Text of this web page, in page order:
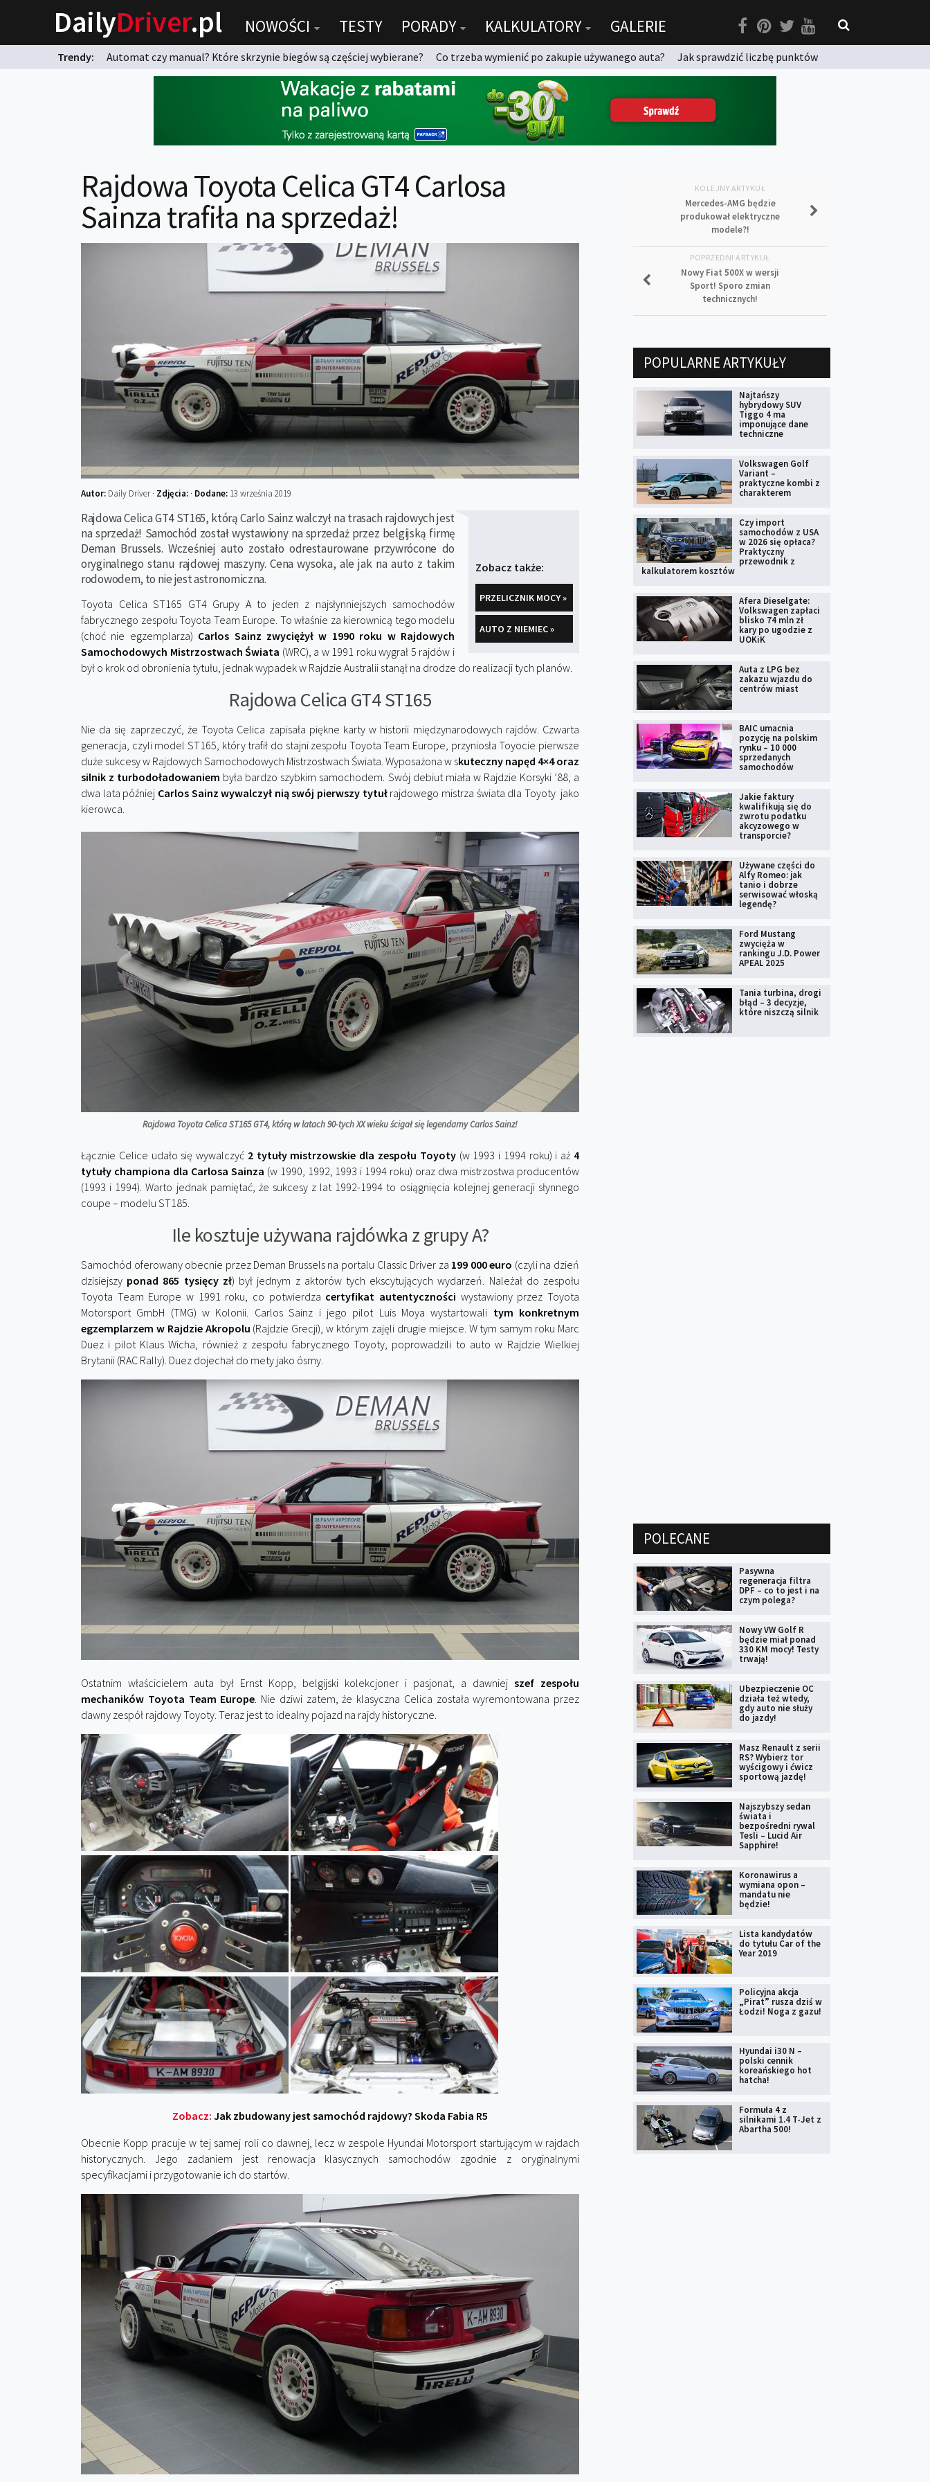
DailyDriver.pl NOWOŚCI TESTY PORADY KALKULATORY GALERIE
Trendy: Automat czy manual? Które skrzynie biegów są częściej wybierane? Co trzeba wymienić po zakupie używanego auta?
Jak sprawdzić liczbę punktów
Rajdowa Toyota Celica GT4 Carlosa
Sainza trafiła na sprzedaż!
Autor: Daily Driver · Zdjęcia: · Dodane: 13 września 2019
Zobacz także:
PRZELICZNIK MOCY »
AUTO Z NIEMIEC »
Rajdowa Celica GT4 ST165, którą Carlo Sainz walczył na trasach rajdowych jest
na sprzedaż! Samochód został wystawiony na sprzedaż przez belgijską firmę
Deman Brussels. Wcześniej auto zostało odrestaurowane przywrócone do
oryginalnego stanu rajdowej maszyny. Cena wysoka, ale jak na auto z takim
rodowodem, to nie jest astronomiczna.
Toyota Celica ST165 GT4 Grupy A to jeden z najsłynniejszych samochodów
fabrycznego zespołu Toyota Team Europe. To właśnie za kierownicą tego modelu
(choć nie egzemplarza) Carlos Sainz zwyciężył w 1990 roku w Rajdowych
Samochodowych Mistrzostwach Świata (WRC), a w 1991 roku wygrał 5 rajdów i
był o krok od obronienia tytułu, jednak wypadek w Rajdzie Australii stanął na drodze do realizacji tych planów.
Rajdowa Celica GT4 ST165
Nie da się zaprzeczyć, że Toyota Celica zapisała piękne karty w historii międzynarodowych rajdów. Czwarta
generacja, czyli model ST165, który trafił do stajni zespołu Toyota Team Europe, przyniosła Toyocie pierwsze
duże sukcesy w Rajdowych Samochodowych Mistrzostwach Świata. Wyposażona w skuteczny napęd 4×4 oraz
silnik z turbodoładowaniem była bardzo szybkim samochodem. Swój debiut miała w Rajdzie Korsyki ’88, a
dwa lata później Carlos Sainz wywalczył nią swój pierwszy tytułrajdowego mistrza świata dla Toyoty jako
kierowca.
Rajdowa Toyota Celica ST165 GT4, którą w latach 90-tych XX wieku ścigał się legendarny Carlos Sainz!
Łącznie Celice udało się wywalczyć 2 tytuły mistrzowskie dla zespołu Toyoty(w 1993 i 1994 roku) i aż 4
tytuły championa dla Carlosa Sainza (w 1990, 1992, 1993 i 1994 roku) oraz dwa mistrzostwa producentów
(1993 i 1994). Warto jednak pamiętać, że sukcesy z lat 1992-1994 to osiągnięcia kolejnej generacji słynnego
coupe – modelu ST185.
Ile kosztuje używana rajdówka z grupy A?
Samochód oferowany obecnie przez Deman Brussels na portalu Classic Driver za 199 000 euro (czyli na dzień
dzisiejszy ponad 865 tysięcy zł) był jednym z aktorów tych ekscytujących wydarzeń. Należał do zespołu
Toyota Team Europe w 1991 roku, co potwierdza certyfikat autentyczności wystawiony przez Toyota
Motorsport GmbH (TMG) w Kolonii. Carlos Sainz i jego pilot Luis Moya wystartowali tym konkretnym
egzemplarzem w Rajdzie Akropolu (Rajdzie Grecji), w którym zajęli drugie miejsce. W tym samym roku Marc
Duez i pilot Klaus Wicha, również z zespołu fabrycznego Toyoty, poprowadzili to auto w Rajdzie Wielkiej
Brytanii (RAC Rally). Duez dojechał do mety jako ósmy.
Ostatnim właścicielem auta był Ernst Kopp, belgijski kolekcjoner i pasjonat, a dawniej szef zespołu
mechaników Toyota Team Europe. Nie dziwi zatem, że klasyczna Celica została wyremontowana przez
dawny zespół rajdowy Toyoty. Teraz jest to idealny pojazd na rajdy historyczne.
Zobacz: Jak zbudowany jest samochód rajdowy? Skoda Fabia R5
Obecnie Kopp pracuje w tej samej roli co dawnej, lecz w zespole Hyundai Motorsport startującym w rajdach
historycznych. Jego zadaniem jest renowacja klasycznych samochodów zgodnie z oryginalnymi
specyfikacjami i przygotowanie ich do startów.
KOLEJNY ARTYKUŁ
Mercedes-AMG będzie
produkował elektryczne
modele?!
POPRZEDNI ARTYKUŁ
Nowy Fiat 500X w wersji
Sport! Sporo zmian
technicznych!
POPULARNE ARTYKUŁY
Najtańszy
hybrydowy SUV
Tiggo 4 ma
imponujące dane
techniczne
Volkswagen Golf
Variant –
praktyczne kombi z
charakterem
Czy import
samochodów z USA
w 2026 się opłaca?
Praktyczny
przewodnik z
kalkulatorem kosztów
Afera Dieselgate:
Volkswagen zapłaci
blisko 74 mln zł
kary po ugodzie z
UOKiK
Auta z LPG bez
zakazu wjazdu do
centrów miast
BAIC umacnia
pozycję na polskim
rynku – 10 000
sprzedanych
samochodów
Jakie faktury
kwalifikują się do
zwrotu podatku
akcyzowego w
transporcie?
Używane części do
Alfy Romeo: jak
tanio i dobrze
serwisować włoską
legendę?
Ford Mustang
zwycięża w
rankingu J.D. Power
APEAL 2025
Tania turbina, drogi
błąd – 3 decyzje,
które niszczą silnik
POLECANE
Pasywna
regeneracja filtra
DPF – co to jest i na
czym polega?
Nowy VW Golf R
będzie miał ponad
330 KM mocy! Testy
trwają!
Ubezpieczenie OC
działa też wtedy,
gdy auto nie służy
do jazdy!
Masz Renault z serii
RS? Wybierz tor
wyścigowy i ćwicz
sportową jazdę!
Najszybszy sedan
świata i
bezpośredni rywal
Tesli – Lucid Air
Sapphire!
Koronawirus a
wymiana opon –
mandatu nie
będzie!
Lista kandydatów
do tytułu Car of the
Year 2019
Policyjna akcja
„Pirat” rusza dziś w
Łodzi! Noga z gazu!
Hyundai i30 N –
polski cennik
koreańskiego hot
hatcha!
Formuła 4 z
silnikami 1.4 T-Jet z
Abartha 500!